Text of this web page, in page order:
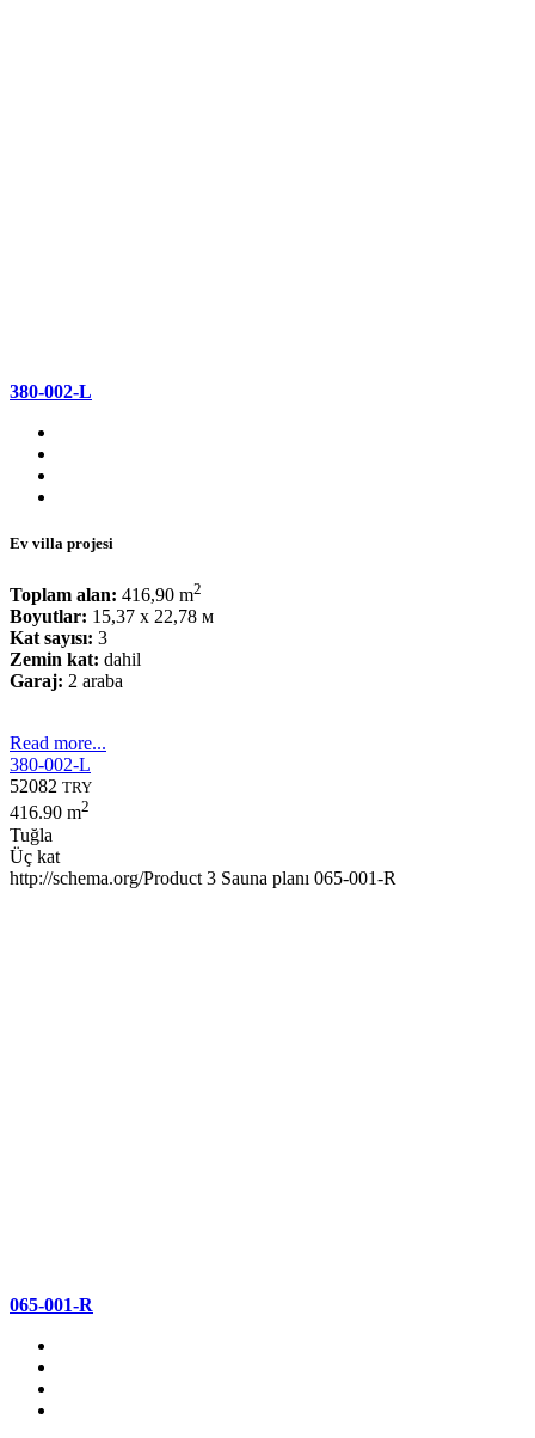
380-002-L
Ev villa projesi
Toplam alan: 416,90 m2
Boyutlar: 15,37 x 22,78 м
Kat sayısı: 3
Zemin kat: dahil
Garaj: 2 araba
Read more...
380-002-L
52082 TRY
416.90 m2
Tuğla
Üç kat
http://schema.org/Product 3 Sauna planı 065-001-R
065-001-R